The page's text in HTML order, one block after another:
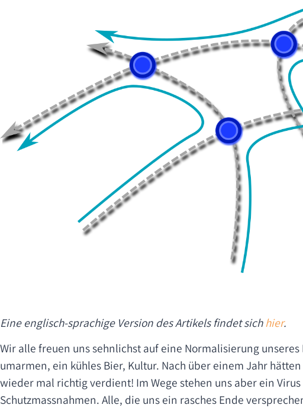
Eine englisch-sprachige Version des Artikels findet sichhier.
Wir alle freuen uns sehnlichst auf eine Normalisierung
umarmen, ein kühles Bier, Kultur. Nach über einem Jahr
wieder mal richtig verdient! Im Wege stehen uns aber ein
Schutzmassnahmen. Alle, die uns ein rasches Ende